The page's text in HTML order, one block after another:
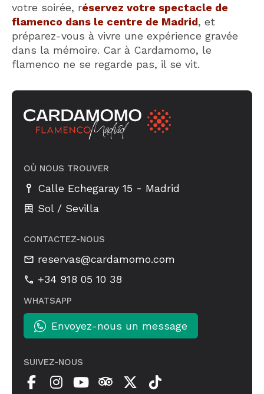
votre soirée, réservez votre spectacle de
flamenco dans le centre de Madrid, et
préparez-vous à vivre une expérience gravée
dans la mémoire. Car à Cardamomo, le
flamenco ne se regarde pas, il se vit.
OÙ NOUS TROUVER
Calle Echegaray 15 - Madrid
Sol / Sevilla
CONTACTEZ-NOUS
reservas@cardamomo.com
+34 918 05 10 38
WHATSAPP
Envoyez-nous un message
SUIVEZ-NOUS